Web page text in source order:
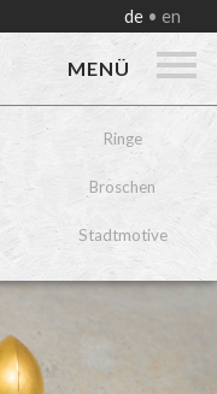
de en
MENÜ
Ringe
Broschen
Stadtmotive